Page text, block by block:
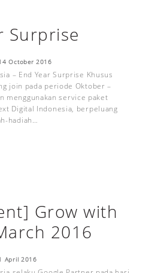
Surprise
October 2016
– End Year Surprise Khusus
join pada periode Oktober –
menggunakan service paket
Digital Indonesia, berpeluang
hadiah…
Grow with
2016
April 2016